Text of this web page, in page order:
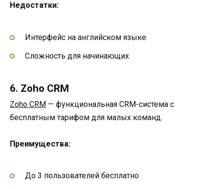
Недостатки:
Интерфейс на английском языке
Сложность для начинающих
6. Zoho CRM
Zoho CRM — функциональная CRM-система с
бесплатным тарифом для малых команд.
Преимущества:
До 3 пользователей бесплатно